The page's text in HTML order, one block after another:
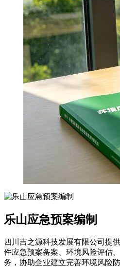
乐山应急预案编制
四川吉之源科技发展有限公司提
件应急预案备案、环境风险评估
务，协助企业建立完善环境风险